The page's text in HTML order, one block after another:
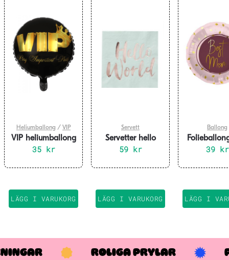
Heliumballong / VIP
VIP heliumballong
35 kr
LÄGG I VARUKORG
Servett
Servetter hello
world 20-pack
59 kr
LÄGG I VARUKORG
Ballong
Mum rosa
39 kr
LÄGG I
ROLIGA PRYLAR